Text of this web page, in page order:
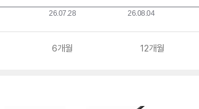
6개월 12개월